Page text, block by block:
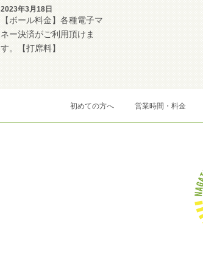
2023年3月18日
【ボール料金】各種電子マ
ネー決済がご利用頂けま
す。【打席料】
初めての方へ 営業時間・料金